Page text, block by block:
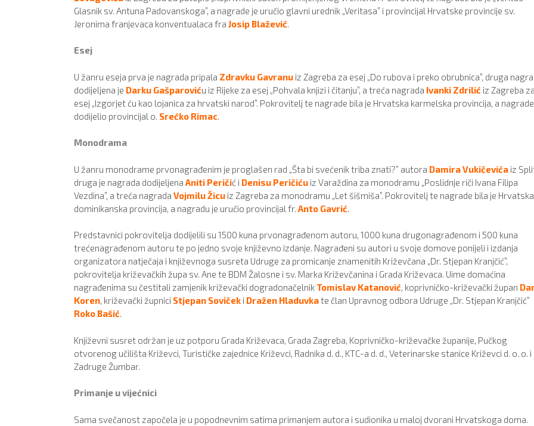
Glasnik sv. Antuna Padovanskoga”, a nagrade je uručio glavni urednik „Veritasa” i provincijal Hrvatske provincije sv.
Jeronima franjevaca konventualaca fra Josip Blažević
Esej
U žanru eseja prva je nagrada pripala Zdravku Gavranu iz Zagreba za esej „Do rubova i preko obrubnica”, druga
dodijeljena je Darku Gašparoviću iz Rijeke za esej „Pohvala knjizi i čitanju”, a treća nagrada Ivanki Zdrilić iz Zagreba za
esej „Izgorjet ću kao lojanica za hrvatski narod”. Pokrovitelj te nagrade bila je Hrvatska karmelska provincija, a
dodijelio provincijal o. Srećko Rimac
Monodrama
U žanru monodrame prvonagrađenim je proglašen rad „Šta bi svećenik triba znati?” autora Damira Vukičevića iz
druga je nagrada dodijeljena Aniti Peričić i Denisu Peričiću iz Varaždina za monodramu „Poslidnje riči Ivana Filipa
Vezdina”, a treća nagrada Vojmilu Žicu iz Zagreba za monodramu „Let šišmiša”. Pokrovitelj te nagrade bila je Hrvatska
dominikanska provincija, a nagradu je uručio provincijal fr. Anto Gavrić
Predstavnici pokrovitelja dodijelili su 1500 kuna prvonagrađenom autoru, 1000 kuna drugonagrađenom i 500 kuna
trećenagrađenom autoru te po jedno svoje književno izdanje. Nagrađeni su autori u svoje domove ponijeli i izdanja
organizatora natječaja i književnoga susreta Udruge za promicanje znamenitih Križevčana „Dr. Stjepan Kranjčić”,
pokrovitelja križevačkih župa sv. Ane te BDM Žalosne i sv. Marka Križevčanina i Grada Križevaca. Uime domaćina
nagrađenima su čestitali zamjenik križevački dogradonačelnik Tomislav Katanović, koprivničko-križevački župan
Koren, križevački župnici Stjepan Soviček i Dražen Hladuvkate član Upravnog odbora Udruge „Dr. Stjepan Kranjčić”
Roko Bašić.
Književni susret održan je uz potporu Grada Križevaca, Grada Zagreba, Koprivničko-križevačke županije, Pučkog
otvorenog učilišta Križevci, Turističke zajednice Križevci, Radnika d. d., KTC-a d. d., Veterinarske stanice Križevci d. o. o. i
Zadruge Žumbar.
Primanje u vijećnici
Sama svečanost započela je u popodnevnim satima primanjem autora i sudionika u maloj dvorani Hrvatskoga doma.